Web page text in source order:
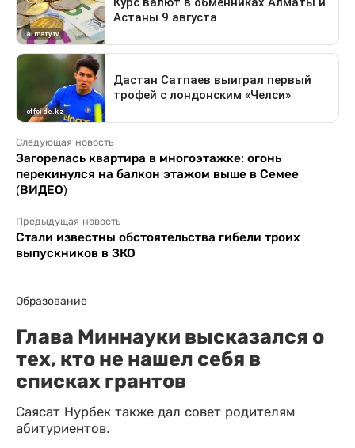
Следующая новость
Загорелась квартира в многоэтажке: огонь
перекинулся на балкон этажом выше в Семее
(ВИДЕО)
Предыдущая новость
Стали известны обстоятельства гибели троих
выпускников в ЗКО
Образование
Глава Миннауки высказался о
тех, кто не нашел себя в
списках грантов
Саясат Нурбек также дал совет родителям
абитуриентов.